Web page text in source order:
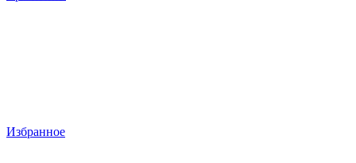
Избранное